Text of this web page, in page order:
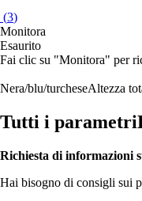
(3)
Monitora
Esaurito
Fai clic su "Monitora" per
Nera/blu/turcheseAltezza
Tutti i parametri
Richiesta di informazioni
Hai bisogno di consigli sui